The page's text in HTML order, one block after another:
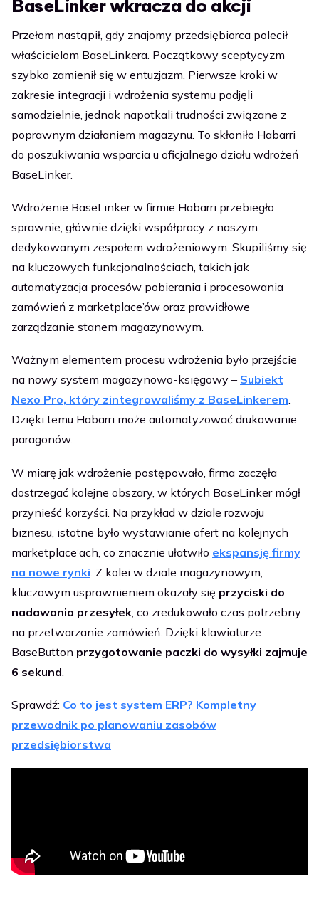
BaseLinker wkracza do akcji
Przełom nastąpił, gdy znajomy przedsiębiorca polecił
właścicielom BaseLinkera. Początkowy sceptycyzm
szybko zamienił się w entuzjazm. Pierwsze kroki w
zakresie integracji i wdrożenia systemu podjęli
samodzielnie, jednak napotkali trudności związane z
poprawnym działaniem magazynu. To skłoniło Habarri
do poszukiwania wsparcia u oficjalnego działu wdrożeń
BaseLinker.
Wdrożenie BaseLinker w firmie Habarri przebiegło
sprawnie, głównie dzięki współpracy z naszym
dedykowanym zespołem wdrożeniowym. Skupiliśmy się
na kluczowych funkcjonalnościach, takich jak
automatyzacja procesów pobierania i procesowania
zamówień z marketplace’ów oraz prawidłowe
zarządzanie stanem magazynowym.
Ważnym elementem procesu wdrożenia było przejście
na nowy system magazynowo-księgowy – Subiekt
Nexo Pro, który zintegrowaliśmy z BaseLinkerem.
Dzięki temu Habarri może automatyzować drukowanie
paragonów.
W miarę jak wdrożenie postępowało, firma zaczęła
dostrzegać kolejne obszary, w których BaseLinker mógł
przynieść korzyści. Na przykład w dziale rozwoju
biznesu, istotne było wystawianie ofert na kolejnych
marketplace’ach, co znacznie ułatwiło ekspansję firmy
na nowe rynki . Z kolei w dziale magazynowym,
kluczowym usprawnieniem okazały się przyciski do
nadawania przesyłek , co zredukowało czas potrzebny
na przetwarzanie zamówień. Dzięki klawiaturze
BaseButton przygotowanie paczki do wysyłki zajmuje
6 sekund
Sprawdź: Co to jest system ERP? Kompletny
przewodnik po planowaniu zasobów
przedsiębiorstwa